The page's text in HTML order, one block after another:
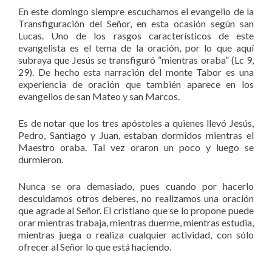
En este domingo siempre escuchamos el evangelio de la
Transfiguración del Señor, en esta ocasión según san
Lucas. Uno de los rasgos característicos de este
evangelista es el tema de la oración, por lo que aquí
subraya que Jesús se transfiguró “mientras oraba” (Lc 9,
29). De hecho esta narración del monte Tabor es una
experiencia de oración que también aparece en los
evangelios de san Mateo y san Marcos.
Es de notar que los tres apóstoles a quienes llevó Jesús,
Pedro, Santiago y Juan, estaban dormidos mientras el
Maestro oraba. Tal vez oraron un poco y luego se
durmieron.
Nunca se ora demasiado, pues cuando por hacerlo
descuidamos otros deberes, no realizamos una oración
que agrade al Señor. El cristiano que se lo propone puede
orar mientras trabaja, mientras duerme, mientras estudia,
mientras juega o realiza cualquier actividad, con sólo
ofrecer al Señor lo que está haciendo.